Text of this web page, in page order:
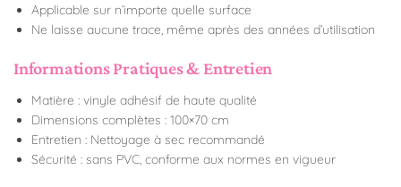
Applicable sur n’importe quelle surface
Ne laisse aucune trace, même après des années d’utilisation
Informations Pratiques & Entretien
Matière : vinyle adhésif de haute qualité
Dimensions complètes : 100×70 cm
Entretien : Nettoyage à sec recommandé
Sécurité : sans PVC, conforme aux normes en vigueur